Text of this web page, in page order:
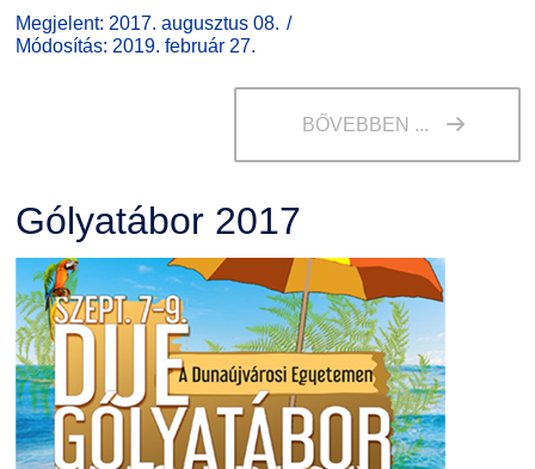
Megjelent: 2017. augusztus 08.
Módosítás: 2019. február 27.
BŐVEBBEN ...
Gólyatábor 2017